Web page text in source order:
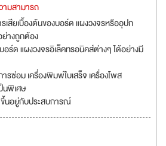
มสามารถ
เสียเบื้องต้นของบอร์ด แผงวงจรหรืออุปก
างถูกต้อง
ร์ด แผงวงจรอิเล็คทรอนิคส์ต่างๆ ได้อย่างมี
รซ่อม เครื่องพิมพ์ใบเสร็จ เครื่องโพส
นพิเศษ
ขึ้นอยู่กับประสบการณ์